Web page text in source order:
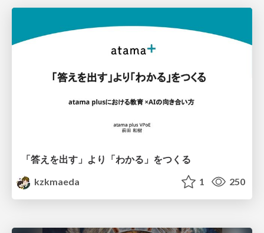
「答えを出す」より「わかる」をつくる
kzkmaeda
1 250